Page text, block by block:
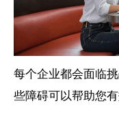
每个企业都会面临
些障碍可以帮助您